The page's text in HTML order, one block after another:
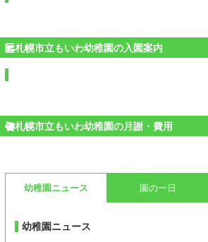
札幌市立もいわ幼稚園の入園案内
札幌市立もいわ幼稚園の月謝・費用
幼稚園ニュース 園の一日
幼稚園ニュース